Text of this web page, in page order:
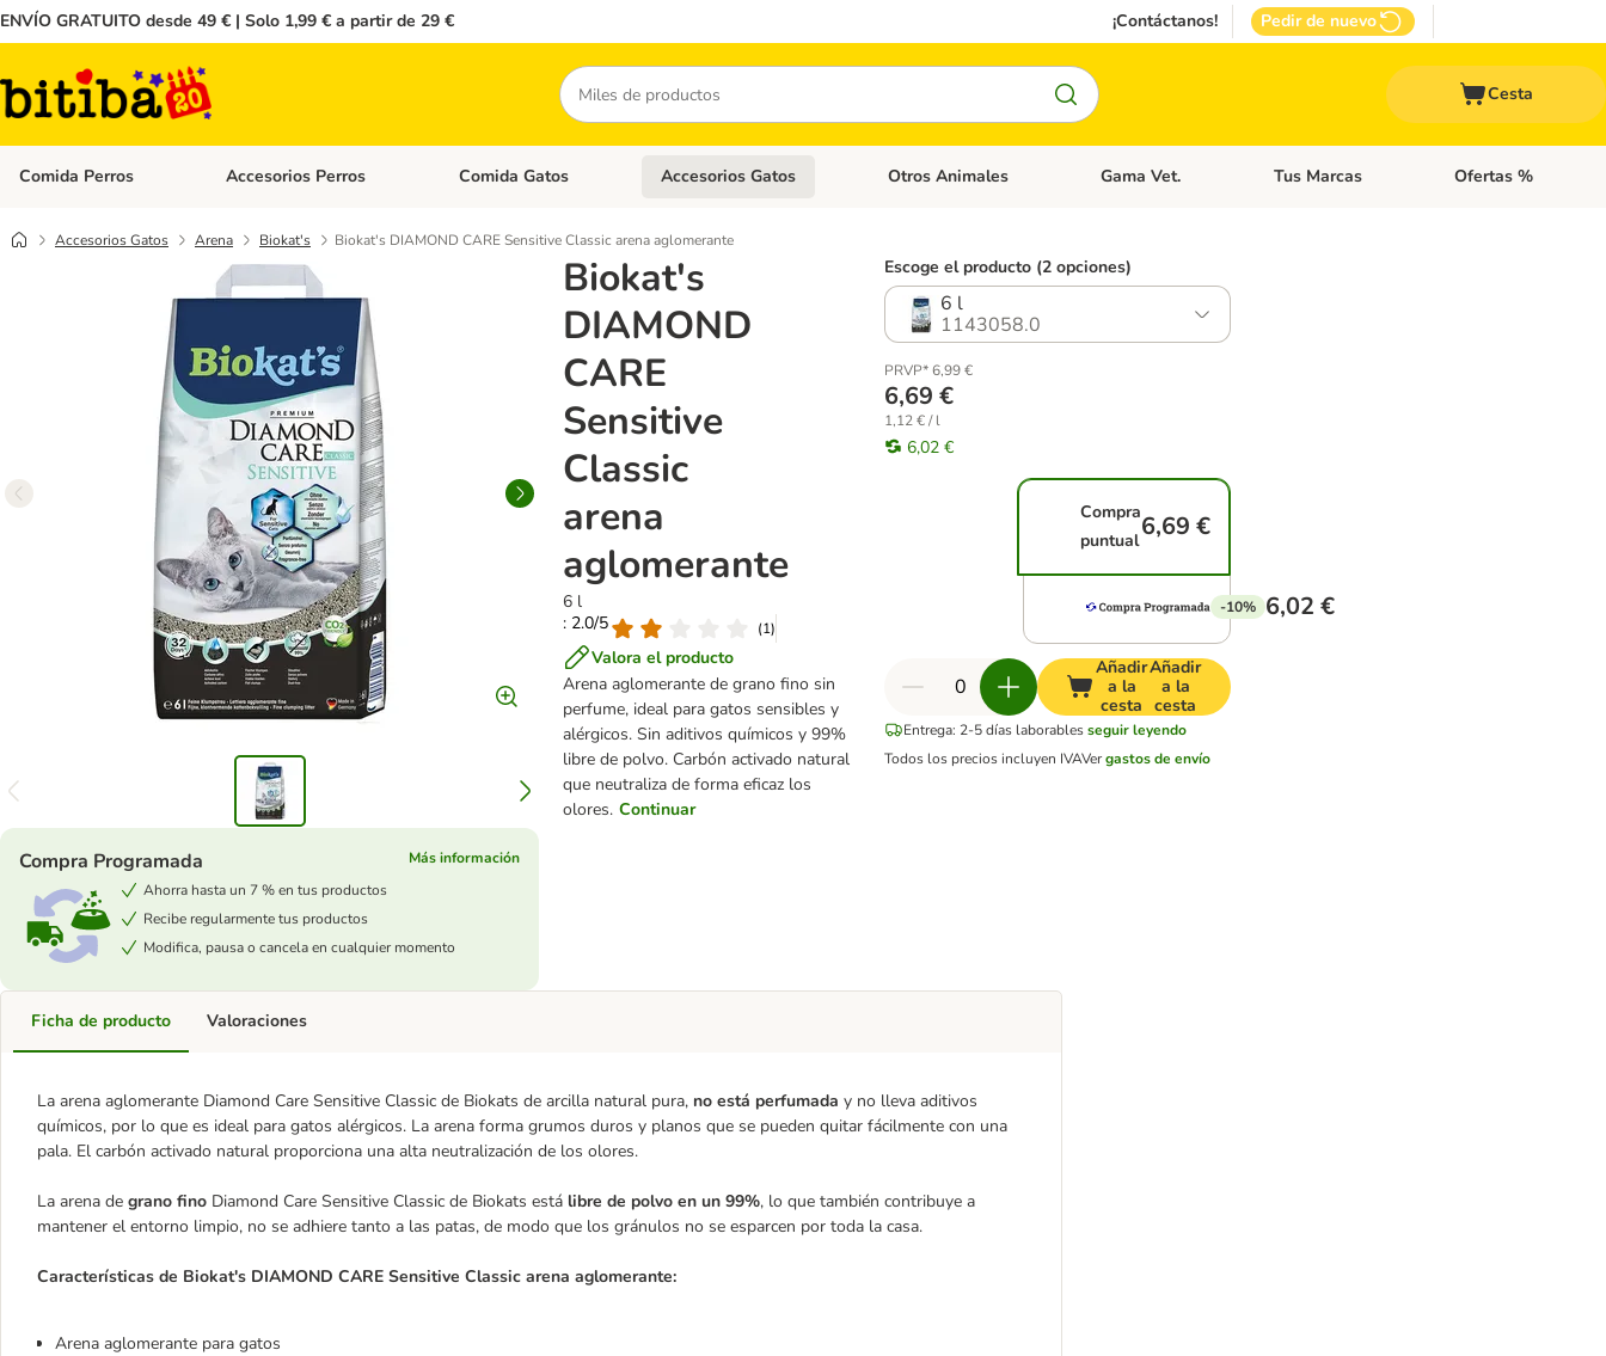
ENVÍO GRATUITO desde 49 € | Solo 1,99 € a partir de 29 € ¡Contáctanos! Pedir de nuevo
Buscar
Cesta
Comida Perros Menú de categoria abierto: Comida Perros
Accesorios Perros Menú de categoria abierto: Accesorios Perros
Comida Gatos Menú de categoria abierto: Comida Gatos
Accesorios Gatos Menú de categoria abierto: Accesorios Gatos
Otros Animales Menú de categoria abierto: Otros Animales
Gama Vet. Menú de categoria abierto: Gama Vet.
Tus Marcas Menú de categoria
Ofertas %
Accesorios Gatos Arena Biokat's Biokat's DIAMOND CARE Sensitive Classic arena aglomerante
Biokat's
DIAMOND
CARE
Sensitive
Classic
arena
aglomerante
6 l
: 2.0/5
(1)
Valora el producto
Arena aglomerante de grano fino sin
perfume, ideal para gatos sensibles y
alérgicos. Sin aditivos químicos y 99%
libre de polvo. Carbón activado natural
que neutraliza de forma eficaz los
olores. Continuar
Compra Programada
Más información
Ahorra hasta un 7 % en tus productos
Recibe regularmente tus productos
Modifica, pausa o cancela en cualquier momento
Escoge el producto (2 opciones)
6 l
1143058.0
PRVP* 6,99 €
6,69 €
1,12 € / l
6,02 €
Compra
puntual6,69 €
-10% 6,02 €
Añadir
a la
cesta
Añadir
a la
cesta
Entrega: 2-5 días laborablesseguir leyendo
Todos los precios incluyen IVAVergastos de envío
Ficha de producto
La arena aglomerante Diamond Care Sensitive Classic de Biokats de arcilla natural pura, no está perfumada y no lleva aditivos
químicos, por lo que es ideal para gatos alérgicos. La arena forma grumos duros y planos que se pueden quitar fácilmente con una
pala. El carbón activado natural proporciona una alta neutralización de los olores.
La arena de grano fino Diamond Care Sensitive Classic de Biokats está libre de polvo en un 99%, lo que también contribuye a
mantener el entorno limpio, no se adhiere tanto a las patas, de modo que los gránulos no se esparcen por toda la casa.
Características de Biokat's DIAMOND CARE Sensitive Classic arena aglomerante:
Arena aglomerante para gatos
Valoraciones